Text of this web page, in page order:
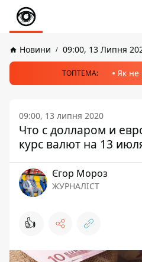
Новини 09:00, 13 Липня
ТОПТЕМА: Як не
09:00, 13 липня 2020
Что с долларом и
курс валют на 13
Єгор Мороз
ЖУРНАЛІСТ
👍